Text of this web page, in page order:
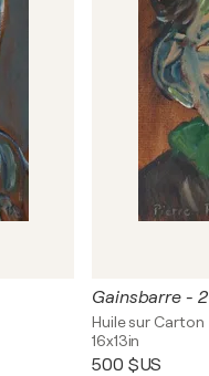
Gainsbarre - 2
Huile sur Carton
16x13in
500 $US